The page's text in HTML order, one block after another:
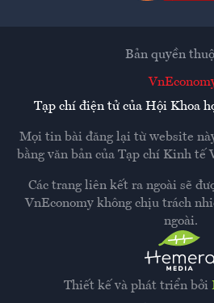
Thiết kế và phát triển bởi
Bản quyền
Tạp chí điện tử của Hội Khoa
Mọi tin bài đăng lại từ website
bằng văn bản của Tạp chí Kinh tế
Các trang liên kết ra ngoài sẽ
VnEconomy không chịu trách
ngoài.